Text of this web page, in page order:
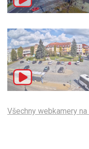
Všechny webkamery